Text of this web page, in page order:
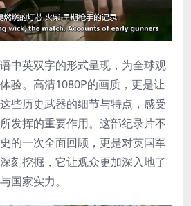
中英双字的形式呈现，为全球观
验。高清1080P的画质，更是让
些历史武器的细节与特点，感受
发挥的重要作用。这部纪录片不
的一次全面回顾，更是对英国军
刻挖掘，它让观众更加深入地了
国家实力。